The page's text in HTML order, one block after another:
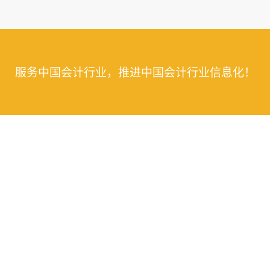
服务中国会计行业，推进中国会计行业信息化！